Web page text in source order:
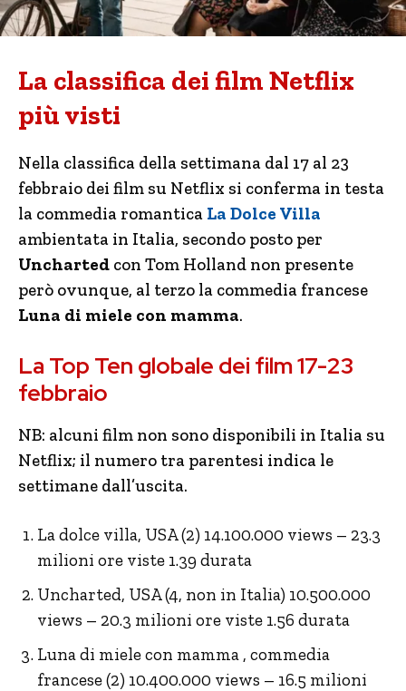
La classifica dei film Netflix
più visti
Nella classifica della settimana dal 17 al 23
febbraio dei film su Netflix si conferma in testa
la commedia romantica La Dolce Villa
ambientata in Italia, secondo posto per
Uncharted con Tom Holland non presente
però ovunque, al terzo la commedia francese
Luna di miele con mamma.
La Top Ten globale dei film 17-23
febbraio
NB: alcuni film non sono disponibili in Italia su
Netflix; il numero tra parentesi indica le
settimane dall’uscita.
La dolce villa, USA (2) 14.100.000 views – 23.3
milioni ore viste 1.39 durata
Uncharted, USA (4, non in Italia) 10.500.000
views – 20.3 milioni ore viste 1.56 durata
Luna di miele con mamma , commedia
francese (2) 10.400.000 views – 16.5 milioni